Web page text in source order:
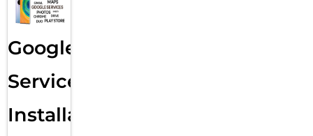
Google
Services
Installation